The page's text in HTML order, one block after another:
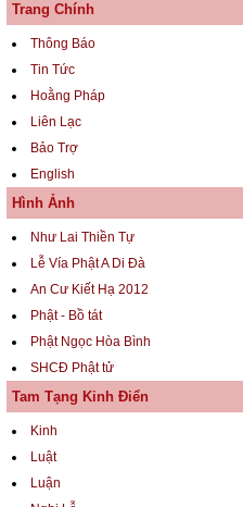
Trang Chính
Thông Báo
Tin Tức
Hoằng Pháp
Liên Lạc
Bảo Trợ
English
Hình Ảnh
Như Lai Thiền Tự
Lễ Vía Phật A Di Đà
An Cư Kiết Hạ 2012
Phật - Bồ tát
Phật Ngọc Hòa Bình
SHCĐ Phật tử
Tam Tạng Kinh Điển
Kinh
Luật
Luận